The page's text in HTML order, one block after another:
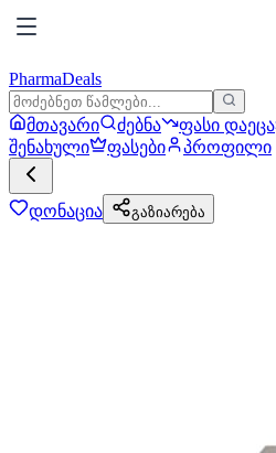
PharmaDeals
მთავარი ძებნა ფასი დაეცა
შენახული
ფასები პროფილი
დონაცია გაზიარება